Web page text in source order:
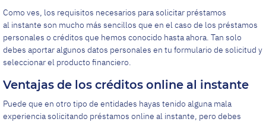
Como ves, los requisitos necesarios para solicitar préstamos
al instante son mucho más sencillos que en el caso de los préstamos
personales o créditos que hemos conocido hasta ahora. Tan solo
debes aportar algunos datos personales en tu formulario de solicitud y
seleccionar el producto financiero.
Ventajas de los créditos online al instante
Puede que en otro tipo de entidades hayas tenido alguna mala
experiencia solicitando préstamos online al instante, pero debes